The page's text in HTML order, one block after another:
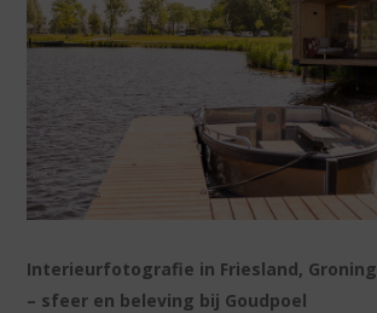
Interieurfotografie in Friesland,
– sfeer en beleving bij Goudpoel